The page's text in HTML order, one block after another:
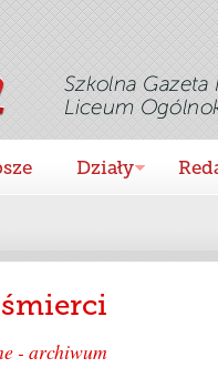
Działy
- archiwum